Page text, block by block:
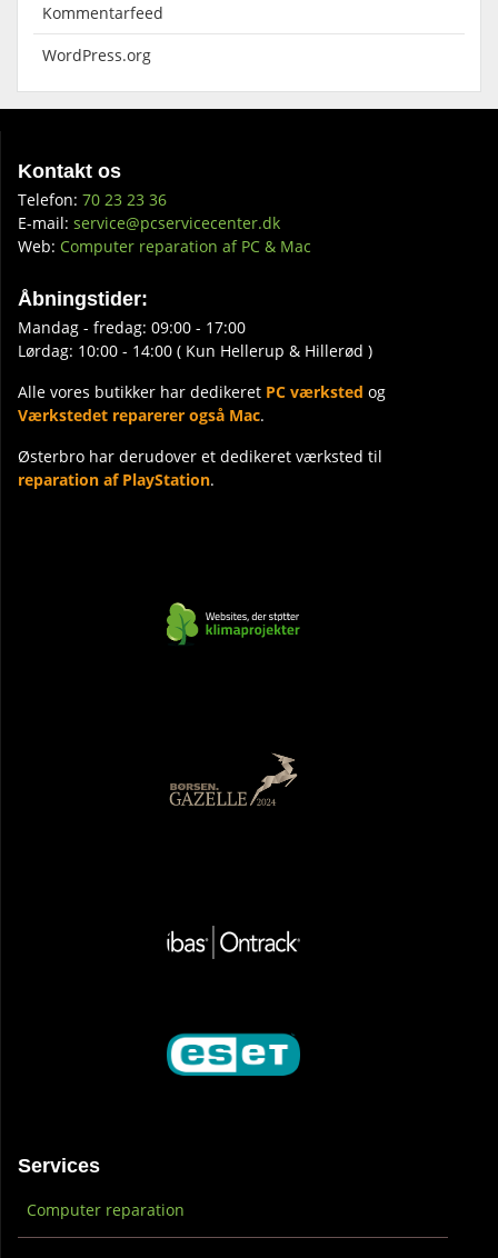
Kommentarfeed
WordPress.org
Kontakt os
Telefon: 70 23 23 36
E-mail: service@pcservicecenter.dk
Web: Computer reparation af PC & Mac
Åbningstider:
Mandag - fredag: 09:00 - 17:00
Lørdag: 10:00 - 14:00 ( Kun Hellerup & Hillerød )
Alle vores butikker har dedikeret PC værksted og
Værkstedet reparerer også Mac.
Østerbro har derudover et dedikeret værksted til
reparation af PlayStation.
Services
Computer reparation